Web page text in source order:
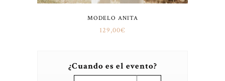
MODELO ANITA
129,00€
¿Cuando es el evento?